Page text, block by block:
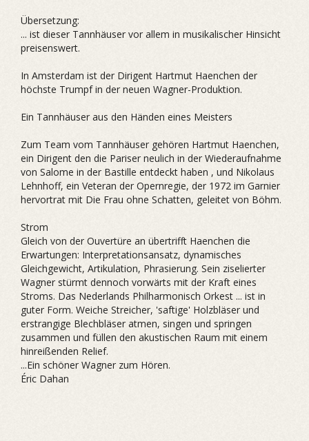
Übersetzung:
... ist dieser Tannhäuser vor allem in musikalischer Hinsicht
preisenswert.
In Amsterdam ist der Dirigent Hartmut Haenchen der
höchste Trumpf in der neuen Wagner-Produktion.
Ein Tannhäuser aus den Händen eines Meisters
Zum Team vom Tannhäuser gehören Hartmut Haenchen,
ein Dirigent den die Pariser neulich in der Wiederaufnahme
von Salome in der Bastille entdeckt haben , und Nikolaus
Lehnhoff, ein Veteran der Opernregie, der 1972 im Garnier
hervortrat mit Die Frau ohne Schatten, geleitet von Böhm.
Strom
Gleich von der Ouvertüre an übertrifft Haenchen die
Erwartungen: Interpretationsansatz, dynamisches
Gleichgewicht, Artikulation, Phrasierung. Sein ziselierter
Wagner stürmt dennoch vorwärts mit der Kraft eines
Stroms. Das Nederlands Philharmonisch Orkest ... ist in
guter Form. Weiche Streicher, 'saftige' Holzbläser und
erstrangige Blechbläser atmen, singen und springen
zusammen und füllen den akustischen Raum mit einem
hinreißenden Relief.
...Ein schöner Wagner zum Hören.
Éric Dahan